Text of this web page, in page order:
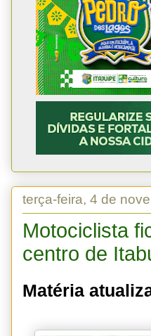
terça-feira, 4 de
Motociclista
centro de
Matéria